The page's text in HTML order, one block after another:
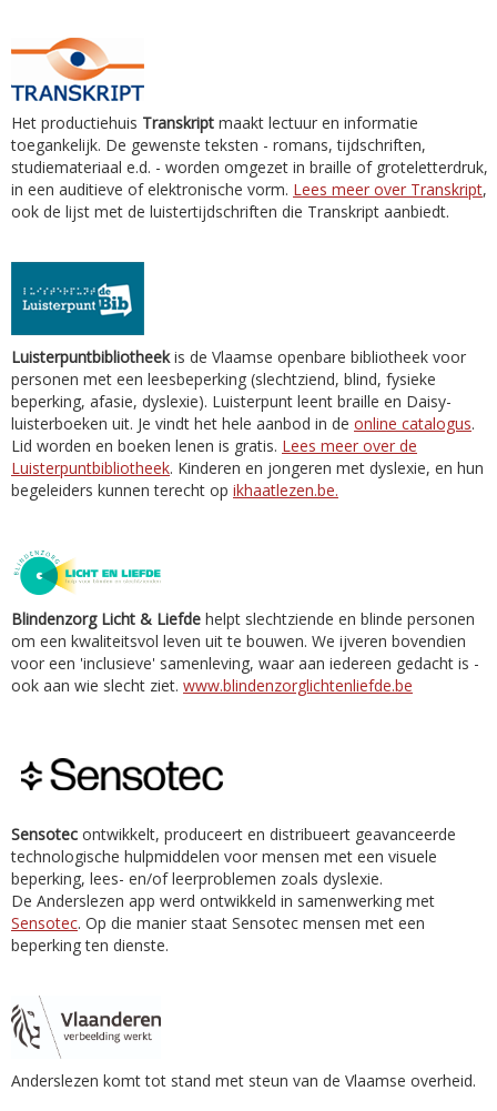
Het productiehuis Transkript maakt lectuur en informatie
toegankelijk. De gewenste teksten - romans, tijdschriften,
studiemateriaal e.d. - worden omgezet in braille of groteletterdruk,
in een auditieve of elektronische vorm. Lees meer over Transkript,
ook de lijst met de luistertijdschriften die Transkript aanbiedt.
Luisterpuntbibliotheekis de Vlaamse openbare bibliotheek voor
personen met een leesbeperking (slechtziend, blind, fysieke
beperking, afasie, dyslexie). Luisterpunt leent braille en Daisy-
luisterboeken uit. Je vindt het hele aanbod in de online catalogus.
Lid worden en boeken lenen is gratis. Lees meer over de
Luisterpuntbibliotheek. Kinderen en jongeren met dyslexie, en hun
begeleiders kunnen terecht op ikhaatlezen.be.
Blindenzorg Licht & Liefde helpt slechtziende en blinde personen
om een kwaliteitsvol leven uit te bouwen. We ijveren bovendien
voor een 'inclusieve' samenleving, waar aan iedereen gedacht is -
ook aan wie slecht ziet. www.blindenzorglichtenliefde.be
Sensotec ontwikkelt, produceert en distribueert geavanceerde
technologische hulpmiddelen voor mensen met een visuele
beperking, lees- en/of leerproblemen zoals dyslexie.
De Anderslezen app werd ontwikkeld in samenwerking met
Sensotec. Op die manier staat Sensotec mensen met een
beperking ten dienste.
Anderslezen komt tot stand met steun van de Vlaamse overheid.